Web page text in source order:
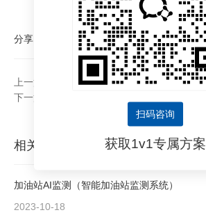
分享：
上一篇：智慧化工发展前景如何？AI智能监测系统成“化工入园”重要推手
相关文章
加油站AI监测（智能加油站监测系统）
2023-10-18
扫码咨询
获取1v1专属方案